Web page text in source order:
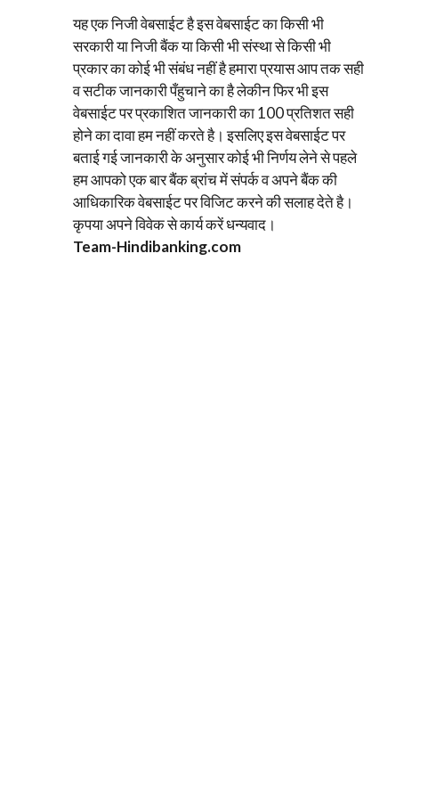
यह एक निजी वेबसाईट है इस वेबसाईट का किसी भी
सरकारी या निजी बैंक या किसी भी संस्था से किसी भी
प्रकार का कोई भी संबंध नहीं है हमारा प्रयास आप तक सही
व सटीक जानकारी पँहुचाने का है लेकीन फिर भी इस
वेबसाईट पर प्रकाशित जानकारी का 100 प्रतिशत सही
होने का दावा हम नहीं करते है। इसलिए इस वेबसाईट पर
बताई गई जानकारी के अनुसार कोई भी निर्णय लेने से पहले
हम आपको एक बार बैंक ब्रांच में संपर्क व अपने बैंक की
आधिकारिक वेबसाईट पर विजिट करने की सलाह देते है।
कृपया अपने विवेक से कार्य करें धन्यवाद।
Team-Hindibanking.com